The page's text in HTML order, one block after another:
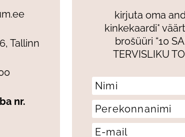
Tallinn
nr.
kirjuta oma
kinkekaardi*
brošüüri “10
TERVISLIKU